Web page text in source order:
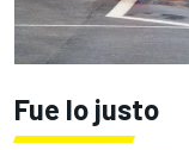
Fue lo justo